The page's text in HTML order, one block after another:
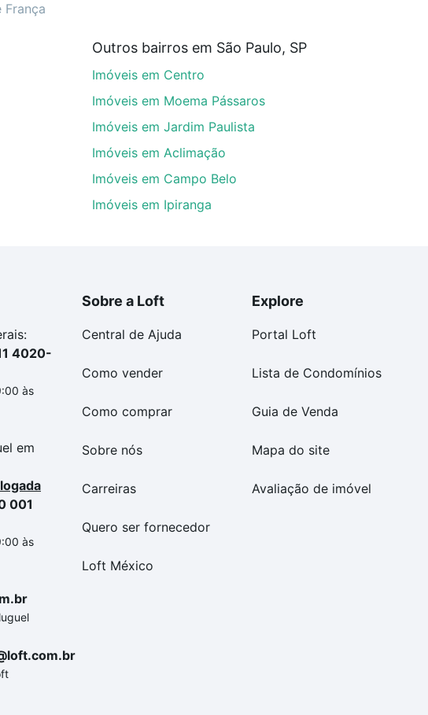
São Paulo, SP que custam a partir de R$ 0 e com nossas
dúvida dos custos envolvidos no processo de compra,
dos seus sonhos com segurança e conforto. Loft, com você
França
Outros bairros em São Paulo, SP
Imóveis em Centro
Imóveis em Moema Pássaros
Imóveis em Jardim Paulista
Imóveis em Aclimação
Imóveis em Campo Belo
Imóveis em Ipiranga
4020-
às
em
001
às
Sobre a Loft
Central de Ajuda
Como vender
Como comprar
Sobre nós
Carreiras
Quero ser fornecedor
Loft México
Explore
Portal Loft
Lista de Condomínios
Guia de Venda
Mapa do site
Avaliação de imóvel